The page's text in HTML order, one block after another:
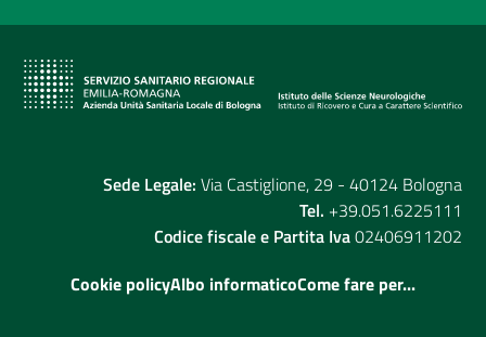
Sede Legale: Via Castiglione, 29 - 40124 Bologna
Tel. +39.051.6225111
Codice fiscale e Partita Iva02406911202
Cookie policyAlbo informaticoCome fare per...